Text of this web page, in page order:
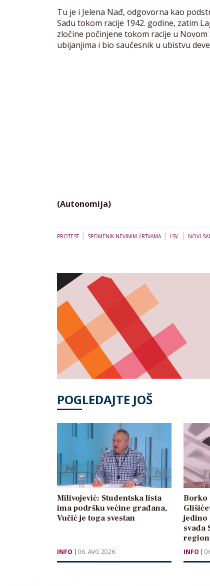
Tu je i Jelena Nađ, odgovorna kao
Sadu tokom racije 1942. godine, zatim
zločine počinjene tokom racije u
ubijanjima i bio saučesnik u ubistvu
(Autonomija)
PROTEST| SPOMENIK NEVINIM ŽRTVAMA| LSV. | NOVI
POGLEDAJTE JOŠ
Milivojević: Studentska lista
ima podršku većine građana,
Vučić je toga svestan
INFO 06. AVG 2026
Borko
jedino
svađa
INFO